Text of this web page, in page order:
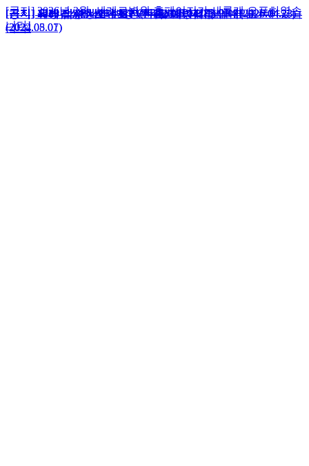
[공지] 2026년 3월, 세계로병원 홈페이지가 새롭게 오픈하였습
니다!
[공지] 12세 남성청소년 HPV 무료 예방접종 안내(2026.04.23)
[공지] 외래 접수 시간 변경 안내(2026.04.01)
[공지] 유방갑상선센터 초진(신환) 예약제 도입 안내
(2024.05.07)
[공지] 유방갑상선센터 재진 환자 초음파 검사 예약 안내
(2022.08.01)
[공지] 2026년 3월, 세계로병원 홈페이지가 새롭게 오픈하였습
니다!
[공지] 12세 남성청소년 HPV 무료 예방접종 안내(2026.04.23)
[공지] 외래 접수 시간 변경 안내(2026.04.01)